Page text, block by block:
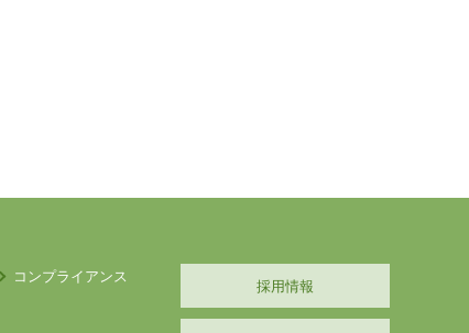
コンプライアンス
採用情報